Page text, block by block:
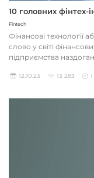
10 головних фінтех-
Fintech
Фінансові технології
слово у світі
підприємства
12.10.23 13 283 1